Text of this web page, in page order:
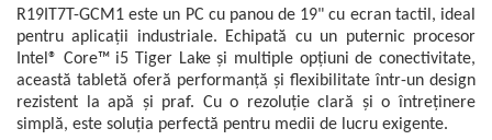
Mașini și utilaje industriale
Utilaje feroviare
Mașini de echilibrare dinamică
Sisteme electrodinamice de testare la
vibrații
Stații de monitorizare meteo
Alte echipamente de măsurare
Echipament testare sisteme de
franare vehicule feroviare
Macarale portal
Senzori de deplasare
Senzori seismici
Emanuel
Romell Inc.
R19IT7T-GCM1 este un PC cu panou de 19" cu ecran tactil, ideal
pentru aplicații industriale. Echipată cu un puternic procesor
Intel® Core™ i5 Tiger Lake și multiple opțiuni de conectivitate,
această tabletă oferă performanță și flexibilitate într-un design
rezistent la apă și praf. Cu o rezoluție clară și o întreținere
simplă, este soluția perfectă pentru medii de lucru exigente.